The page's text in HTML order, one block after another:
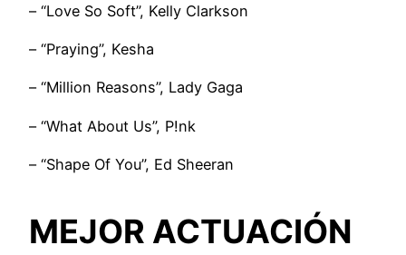
– “Love So Soft”, Kelly Clarkson
– “Praying”, Kesha
– “Million Reasons”, Lady Gaga
– “What About Us”, P!nk
– “Shape Of You”, Ed Sheeran
MEJOR ACTUACIÓN